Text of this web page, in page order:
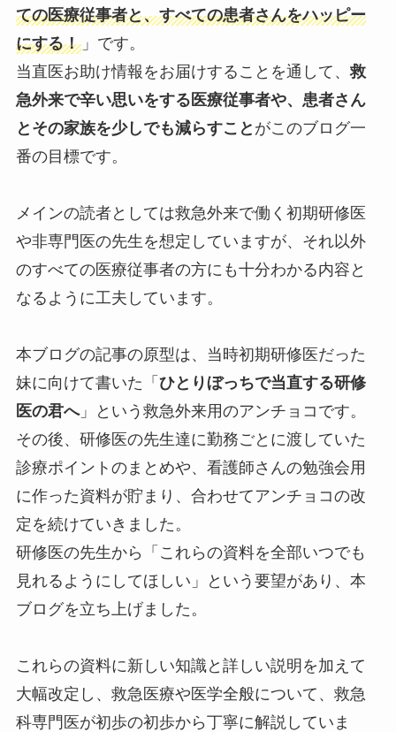
ての医療従事者と、すべての患者さんをハッピー
にする！」です。
当直医お助け情報をお届けすることを通して、救
急外来で辛い思いをする医療従事者や、患者さん
とその家族を少しでも減らすこと がこのブログ一
番の目標です。
メインの読者としては救急外来で働く初期研修医
や非専門医の先生を想定していますが、それ以外
のすべての医療従事者の方にも十分わかる内容と
なるように工夫しています。
本ブログの記事の原型は、当時初期研修医だった
妹に向けて書いた「 ひとりぼっちで当直する研修
医の君へ」という救急外来用のアンチョコです。
その後、研修医の先生達に勤務ごとに渡していた
診療ポイントのまとめや、看護師さんの勉強会用
に作った資料が貯まり、合わせてアンチョコの改
定を続けていきました。
研修医の先生から「これらの資料を全部いつでも
見れるようにしてほしい」という要望があり、本
ブログを立ち上げました。
これらの資料に新しい知識と詳しい説明を加えて
大幅改定し、救急医療や医学全般について、救急
科専門医が初歩の初歩から丁寧に解説していま